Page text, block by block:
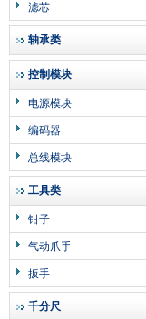
滤芯
轴承类
控制模块
电源模块
编码器
总线模块
工具类
钳子
气动爪手
扳手
千分尺